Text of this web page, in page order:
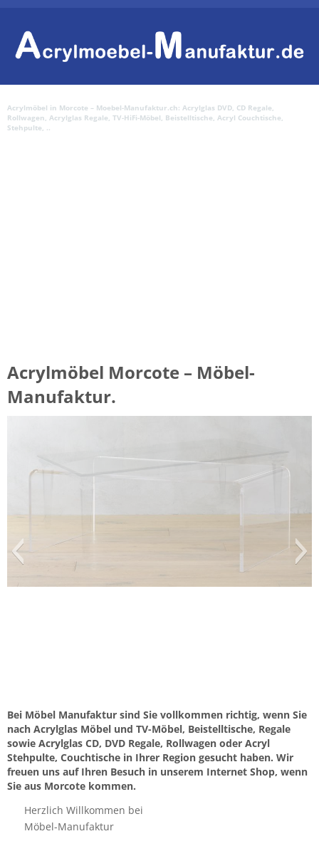
Acrylmöbel in Morcote – Moebel-Manufaktur.ch: Acrylglas DVD, CD Regale,
Rollwagen, Acrylglas Regale, TV-HiFi-Möbel, Beistelltische, Acryl Couchtische,
Stehpulte, ..
Acrylmöbel Morcote – Möbel-
Manufaktur.
Bei Möbel Manufaktur sind Sie vollkommen richtig, wenn Sie
nach Acrylglas Möbel und TV-Möbel, Beistelltische, Regale
sowie Acrylglas CD, DVD Regale, Rollwagen oder Acryl
Stehpulte, Couchtische in Ihrer Region gesucht haben. Wir
freuen uns auf Ihren Besuch in unserem Internet Shop, wenn
Sie aus Morcote kommen.
Herzlich Willkommen bei
Möbel-Manufaktur